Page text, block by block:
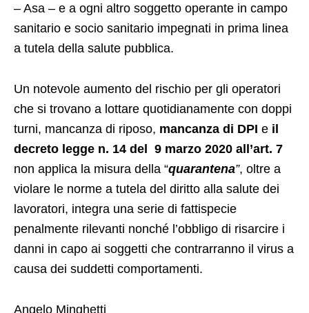
– Asa – e a ogni altro soggetto operante in campo
sanitario e socio sanitario impegnati in prima linea
a tutela della salute pubblica.
Un notevole aumento del rischio per gli operatori
che si trovano a lottare quotidianamente con doppi
turni, mancanza di riposo, mancanza di DPI e il
decreto legge n. 14 del 9 marzo 2020 all’art. 7
non applica la misura della “quarantena”, oltre a
violare le norme a tutela del diritto alla salute dei
lavoratori, integra una serie di fattispecie
penalmente rilevanti nonché l’obbligo di risarcire i
danni in capo ai soggetti che contrarranno il virus a
causa dei suddetti comportamenti.
Angelo Minghetti